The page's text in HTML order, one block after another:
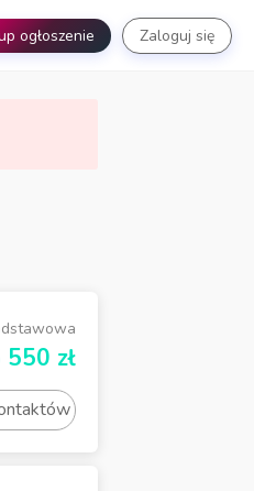
ogłoszenie Zaloguj się
zł